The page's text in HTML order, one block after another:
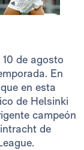
de agosto
En
en esta
de Helsinki
campeón
de